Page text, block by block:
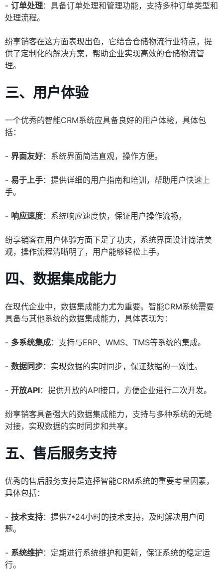
- 订单处理：具备订单处理和管理功能，支持多种订单类型和
处理流程。
纷享销客在这方面表现出色，它结合仓储物流行业特点，提
供了定制化的解决方案，帮助企业实现高效的仓储物流管
理。
三、用户体验
一个优秀的智能CRM系统应具备良好的用户体验，具体包
括：
- 界面友好：系统界面简洁直观，操作方便。
- 易于上手：提供详细的用户指南和培训，帮助用户快速上
手。
- 响应速度：系统响应速度快，保证用户操作流畅。
纷享销客在用户体验方面下足了功夫，系统界面设计简洁美
观，操作流程清晰明了，用户能够轻松上手。
四、数据集成能力
在现代企业中，数据集成能力尤为重要。智能CRM系统需要
具备与其他系统的数据集成能力，具体表现为：
- 多系统集成：支持与ERP、WMS、TMS等系统的集成。
- 数据同步：实现数据的实时同步，保证数据的一致性。
- 开放API：提供开放的API接口，方便企业进行二次开发。
纷享销客具备强大的数据集成能力，支持与多种系统的无缝
对接，实现数据的实时同步和共享。
五、售后服务支持
优秀的售后服务支持是选择智能CRM系统的重要考量因素，
具体包括：
- 技术支持：提供7*24小时的技术支持，及时解决用户问
题。
- 系统维护：定期进行系统维护和更新，保证系统的稳定运
行。